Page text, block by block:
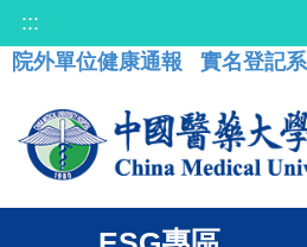
:::
院外單位健康通報
實名登記